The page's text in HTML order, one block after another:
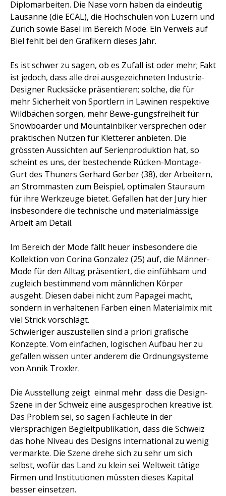
Diplomarbeiten. Die Nase vorn haben da eindeutig
Lausanne (die ECAL), die Hochschulen von Luzern und
Zürich sowie Basel im Bereich Mode. Ein Verweis auf
Biel fehlt bei den Grafikern dieses Jahr.
Es ist schwer zu sagen, ob es Zufall ist oder mehr; Fakt
ist jedoch, dass alle drei ausgezeichneten Industrie-
Designer Rucksäcke präsentieren; solche, die für
mehr Sicherheit von Sportlern in Lawinen respektive
Wildbächen sorgen, mehr Bewe-gungsfreiheit für
Snowboarder und Mountainbiker versprechen oder
praktischen Nutzen für Kletterer anbieten. Die
grössten Aussichten auf Serienproduktion hat, so
scheint es uns, der bestechende Rücken-Montage-
Gurt des Thuners Gerhard Gerber (38), der Arbeitern,
an Strommasten zum Beispiel, optimalen Stauraum
für ihre Werkzeuge bietet. Gefallen hat der Jury hier
insbesondere die technische und materialmässige
Arbeit am Detail.
Im Bereich der Mode fällt heuer insbesondere die
Kollektion von Corina Gonzalez (25) auf, die Männer-
Mode für den Alltag präsentiert, die einfühlsam und
zugleich bestimmend vom männlichen Körper
ausgeht. Diesen dabei nicht zum Papagei macht,
sondern in verhaltenen Farben einen Materialmix mit
viel Strick vorschlägt.
Schwieriger auszustellen sind a priori grafische
Konzepte. Vom einfachen, logischen Aufbau her zu
gefallen wissen unter anderem die Ordnungsysteme
von Annik Troxler.
Die Ausstellung zeigt  einmal mehr  dass die Design-
Szene in der Schweiz eine ausgesprochen kreative ist.
Das Problem sei, so sagen Fachleute in der
viersprachigen Begleitpublikation, dass die Schweiz
das hohe Niveau des Designs international zu wenig
vermarkte. Die Szene drehe sich zu sehr um sich
selbst, wofür das Land zu klein sei. Weltweit tätige
Firmen und Institutionen müssten dieses Kapital
besser einsetzen.